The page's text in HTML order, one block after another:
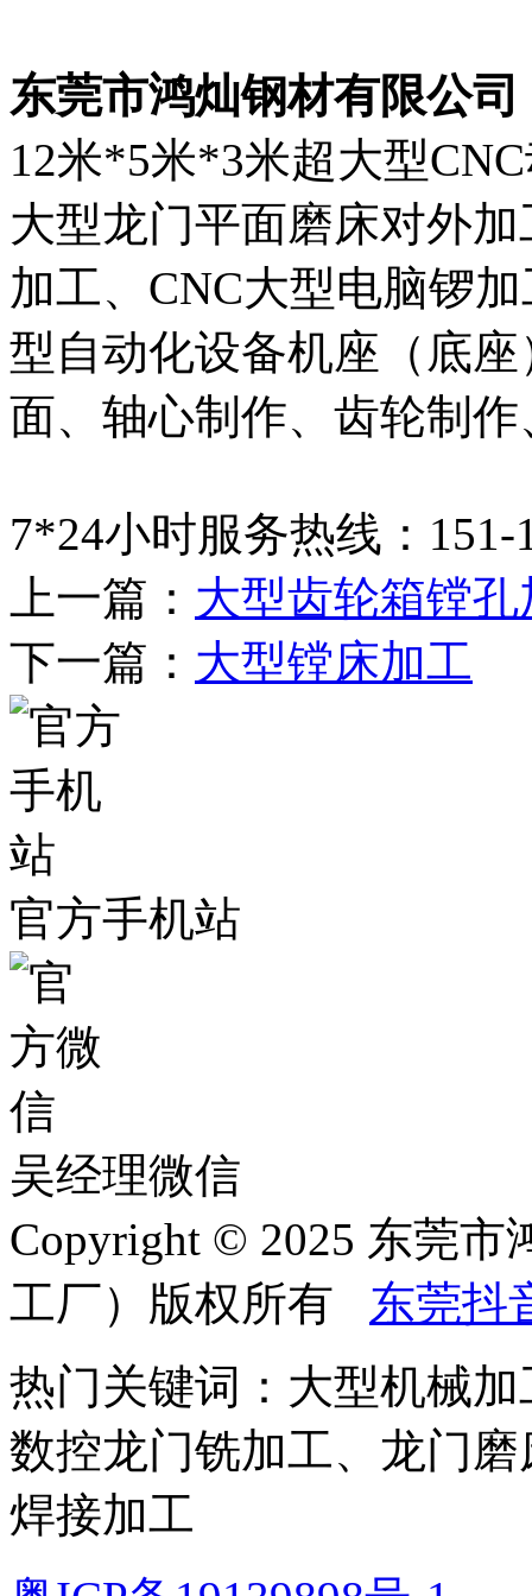
东莞市鸿灿钢材有限公
12米*5米*3米超大型
大型龙门平面磨床对外
加工、CNC大型电脑锣
型自动化设备机座（底
面、轴心制作、齿轮制
7*24小时服务热线：151-
上一篇： 大型齿轮箱镗孔
下一篇： 大型镗床加工
官方手机站
吴经理微信
Copyright © 2025 东莞
工厂）版权所有 东莞抖
热门关键词：大型机械
数控龙门铣加工、龙门
焊接加工